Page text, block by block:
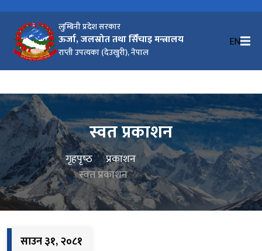
लुम्बिनी प्रदेश सरकार
ऊर्जा, जलस्रोत तथा सिंँचाइ मन्त्रालय
राप्ती उपत्यका (देउखुरी), नेपाल
EN
स्वत प्रकाशन
गृहपृष्‍ठ
प्रकाशन
स्वत प्रकाशन
साउन ३१, २०८१